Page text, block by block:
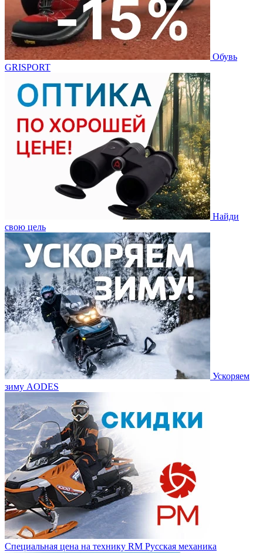
Обувь
GRISPORT
Найди
свою цель
Ускоряем
зиму AODES
Специальная цена на технику RM Русская механика